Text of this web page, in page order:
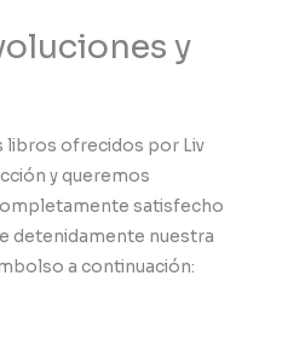
y
libros ofrecidos por Liv
y queremos
satisfecho
detenidamente nuestra
a continuación: